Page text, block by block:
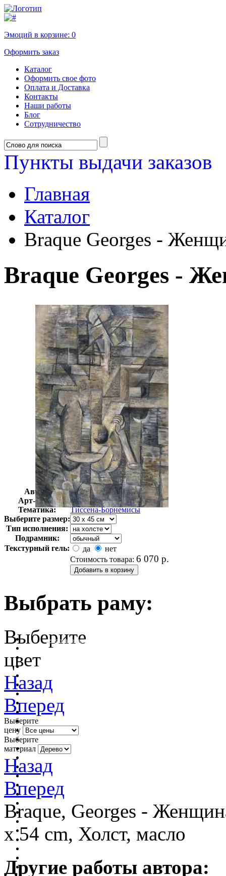
Эмоций в корзине: 0
Оформить заказ
Каталог
Оформить свое фото
Оплата и Доставка
Контакты
Наши работы
Блог
Сотрудничество
Пункты выдачи заказов
Главная
Каталог
Braque Georges -
Braque Georges -
Автор:
Неизвестно
Арт-стиль
Импрессионизм
Тематика:
Тиссена-Борнемисы
Выберите размер:
Тип исполнения:
Подрамник:
Текстурный гель:
да
нет
Стоимость товара: 6 070 р.
Выбрать раму:
очистить фильтр цвета
Выберите
цвет
Назад
Вперед
Выберите
цену
Выберите
материал
Назад
Вперед
Braque, Georges -
x 54 cm, Холст, масло
Другие работы автора: